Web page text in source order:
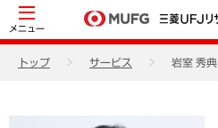
メニュー
トップ サービス 岩室 秀典